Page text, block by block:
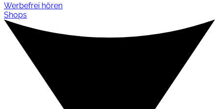
Werbefrei hören
Shops